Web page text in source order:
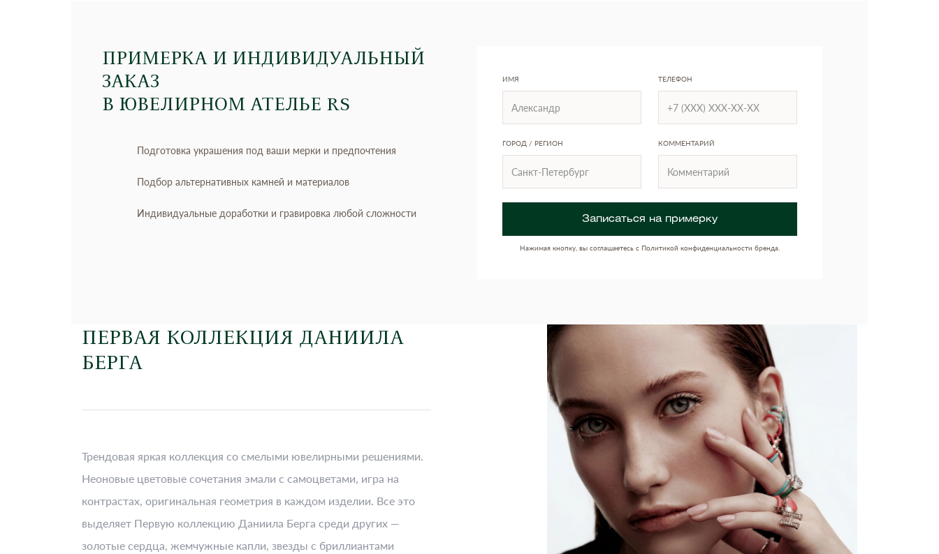
ПРИМЕРКА И ИНДИВИДУАЛЬНЫЙ
ЗАКАЗ
В ЮВЕЛИРНОМ АТЕЛЬЕ RS
Подготовка украшения под ваши мерки и предпочтения
Подбор альтернативных камней и материалов
Индивидуальные доработки и гравировка любой сложности
ИМЯ ТЕЛЕФОН
ГОРОД / РЕГИОН КОММЕНТАРИЙ
Записаться на примерку
Нажимая кнопку, вы соглашаетесь с Политикой конфиденциальности бренда.
ПЕРВАЯ КОЛЛЕКЦИЯ ДАНИИЛА
БЕРГА
Трендовая яркая коллекция со смелыми ювелирными решениями.
Неоновые цветовые сочетания эмали с самоцветами, игра на
контрастах, оригинальная геометрия в каждом изделии. Все это
выделяет Первую коллекцию Даниила Берга среди других —
золотые сердца, жемчужные капли, звезды с бриллиантами